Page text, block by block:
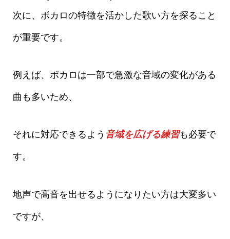
次に、ボカロの特徴を活かした歌い方を探ること
が重要です。
例えば、ボカロは一部で急激な音域の変化がある
曲も多いため、
それに対応できるよう 音域を広げる練習も必要で
す。
地声で高音を出せるようになりたい方は大変多い
ですが、